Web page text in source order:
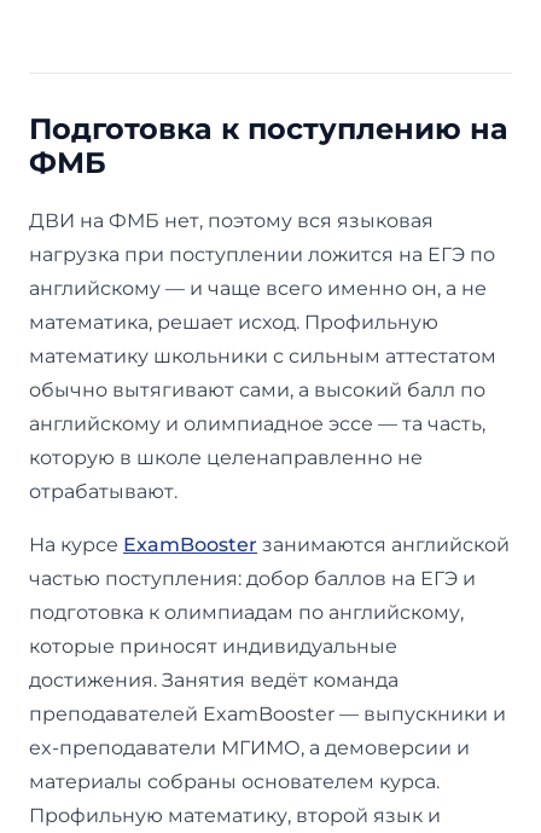
Подготовка к поступлению на
ФМБ
ДВИ на ФМБ нет, поэтому вся языковая
нагрузка при поступлении ложится на ЕГЭ по
английскому — и чаще всего именно он, а не
математика, решает исход. Профильную
математику школьники с сильным аттестатом
обычно вытягивают сами, а высокий балл по
английскому и олимпиадное эссе — та часть,
которую в школе целенаправленно не
отрабатывают.
На курсе ExamBooster занимаются английской
частью поступления: добор баллов на ЕГЭ и
подготовка к олимпиадам по английскому,
которые приносят индивидуальные
достижения. Занятия ведёт команда
преподавателей ExamBooster — выпускники и
ex-преподаватели МГИМО, а демоверсии и
материалы собраны основателем курса.
Профильную математику, второй язык и